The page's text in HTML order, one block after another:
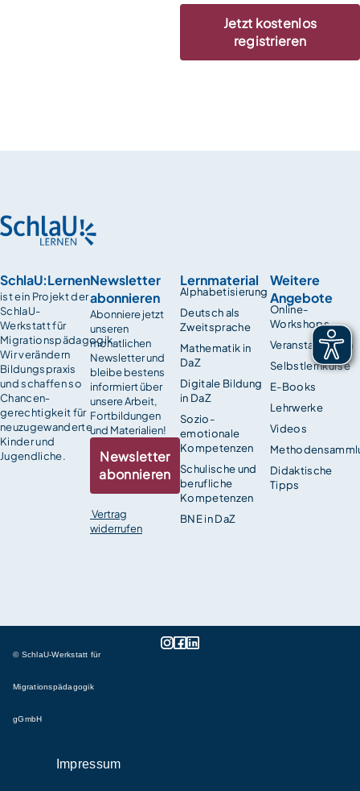
Jetzt kostenlos
registrieren
SchlaU:Lernen
ist ein Projekt der
SchlaU-
Werkstatt für
Migrationspädagogik.
Wir verändern
Bildungspraxis
und schaffen so
Chancen­
gerechtigkeit für
neuzugewanderte
Kinder und
Jugendliche.
Lernmaterial
Alphabetisierung
Deutsch als
Zweitsprache
Mathematik in
DaZ
Digitale Bildung
in DaZ
Sozio-
emotionale
Kompetenzen
Schulische und
berufliche
Kompetenzen
BNE in DaZ
Weitere
Angebote
Online-
Workshops
Veranstaltungen
Selbstlernkurse
E-Books
Lehrwerke
Videos
Didaktische
Tipps
Newsletter
abonnieren
Abonniere jetzt
unseren
monatlichen
Newsletter und
bleibe bestens
informiert über
unsere Arbeit,
Fortbildungen
und Materialien!
Newsletter
abonnieren
Vertrag
widerrufen
© SchlaU-Werkstatt für
Migrationspädagogik
gGmbH
Impressum